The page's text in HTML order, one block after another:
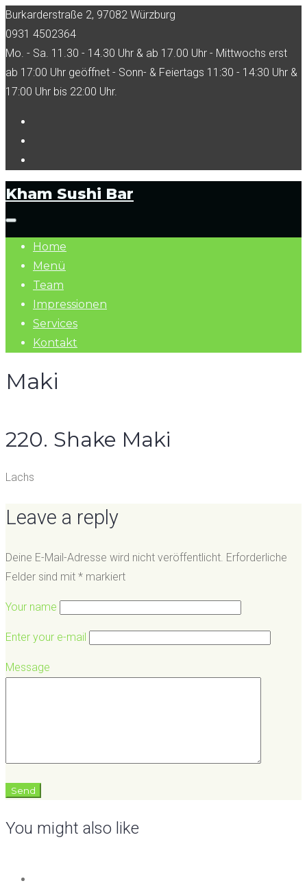
Skip
to
content
Burkarderstraße 2, 97082 Würzburg
0931 4502364
Mo. - Sa. 11.30 - 14.30 Uhr & ab 17.00 Uhr - Mittwochs erst
ab 17:00 Uhr geöffnet - Sonn- & Feiertags 11:30 - 14:30 Uhr &
17:00 Uhr bis 22:00 Uhr.
Kham Sushi Bar
Home
Menü
Team
Impressionen
Services
Kontakt
Maki
220. Shake Maki
Lachs
Leave a reply
Deine E-Mail-Adresse wird nicht veröffentlicht. Erforderliche
Felder sind mit * markiert
Your name
Enter your e-mail
Message
You might also like